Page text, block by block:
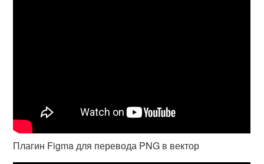
Плагин Figma для перевода PNG в вектор